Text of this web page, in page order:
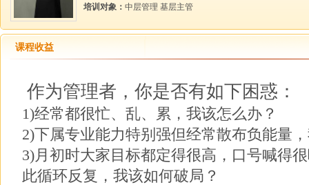
培训对象： 中层管理 基层主管
课程收益
作为管理者，你是否有如下困惑：
1)经常都很忙、乱、累，我该怎么办？
2)下属专业能力特别强但经常散布负能量
3)月初时大家目标都定得很高，口号喊得
此循环反复，我该如何破局？